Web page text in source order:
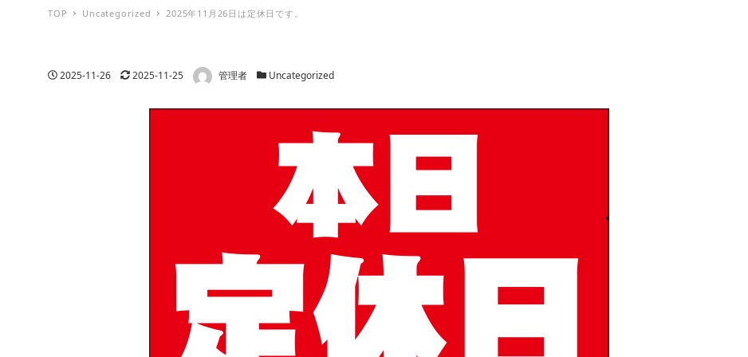
TOP Uncategorized 2025年11月26日は定休日です。
投稿日
2025-11-26 更新日
2025-11-25 著者 管理者 カテゴリー
Uncategorized